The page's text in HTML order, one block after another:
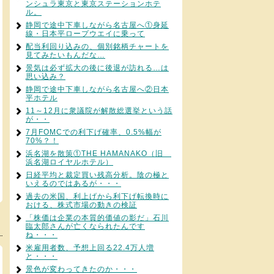
ンシュラ東京と東京ステーションホテ
ル。
静岡で途中下車しながら名古屋へ①身延
線・日本平ロープウエイに乗って
配当利回り込みの、個別銘柄チャートを
見てみたいもんだな…
景気は必ず拡大の後に後退が訪れる…は
思い込み？
静岡で途中下車しながら名古屋へ②日本
平ホテル
11～12月に衆議院が解散総選挙という話
が・・
7月FOMCでの利下げ確率、0.5%幅が
70%？！
浜名湖を散策①THE HAMANAKO（旧
浜名湖ロイヤルホテル）
日経平均と裁定買い残高分析。陰の極と
いえるのではあるが・・・
過去の米国、利上げから利下げ転換時に
おける、株式市場の動きの検証
「株価は企業の本質的価値の影だ」石川
臨太郎さんが亡くなられたんです
ね・・・
米雇用者数、予想上回る22.4万人増
と・・・
景色が変わってきたのか・・・